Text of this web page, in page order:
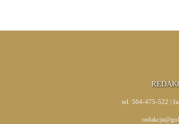
tel. 504-475-522 |